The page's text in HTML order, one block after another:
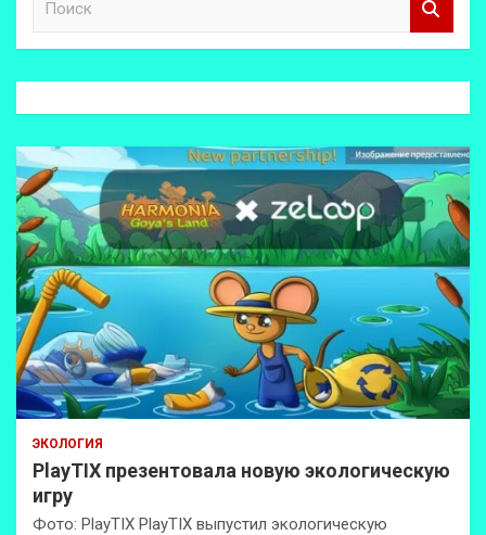
к
ЭКОЛОГИЯ
PlayTIX презентовала новую экологическую
игру
Фото: PlayTIX PlayTIX выпустил экологическую